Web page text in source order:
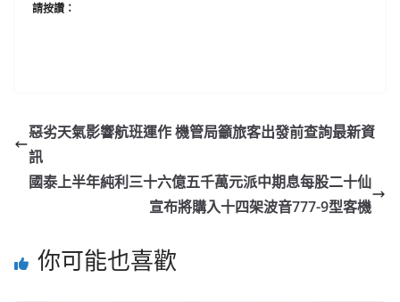
請按讚：
惡劣天氣影響航班運作 機管局籲旅客出發前查詢最新資
訊
國泰上半年純利三十六億五千萬元派中期息每股二十仙
宣布將購入十四架波音777-9型客機
你可能也喜歡